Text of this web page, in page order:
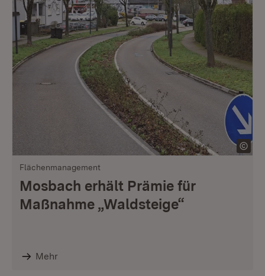
Flächenmanagement
Mosbach erhält Prämie für
Maßnahme „Waldsteige“
Mehr